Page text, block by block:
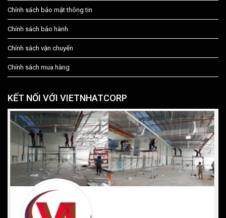
Chính sách bảo mật thông tin
Chính sách bảo hành
Chính sách vận chuyển
Chính sách mua hàng
KẾT NỐI VỚI VIETNHATCORP